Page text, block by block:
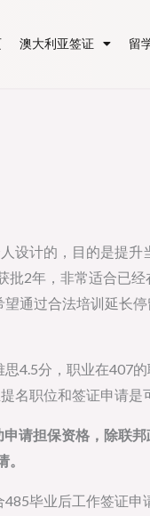
澳大利亚签证 留
设计的，目的是提升
批2年，非常适合已
通过合法培训延长
4.5分，职业在407
名职位和签证申请是
请担保资格，除联
毕业后工作签证申